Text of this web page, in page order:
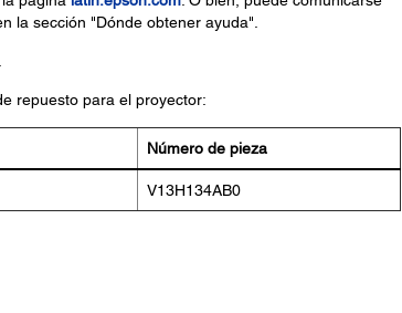
la sección "Dónde obtener ayuda".
repuesto para el proyector:
Número de pieza
V13H134AB0